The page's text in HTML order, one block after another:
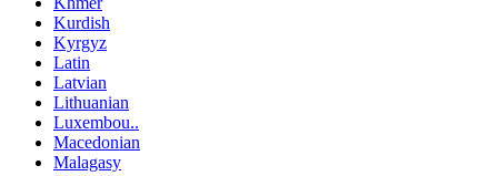
Kurdish
Kyrgyz
Latin
Latvian
Lithuanian
Luxembou..
Macedonian
Malagasy